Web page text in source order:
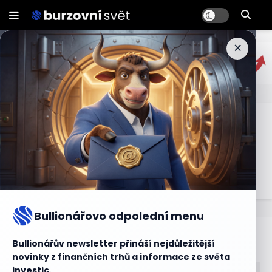
×
Bullionářovo odpolední menu
Bullionářův newsletter přináší nejdůležitější
novinky z finančních trhů a informace ze světa
Back office
Oddělení v rámci finanční instituce, které se zabývá
zpracováním, vyrovnáním a další administrativou
obchodů.
Bullionářův slovníček